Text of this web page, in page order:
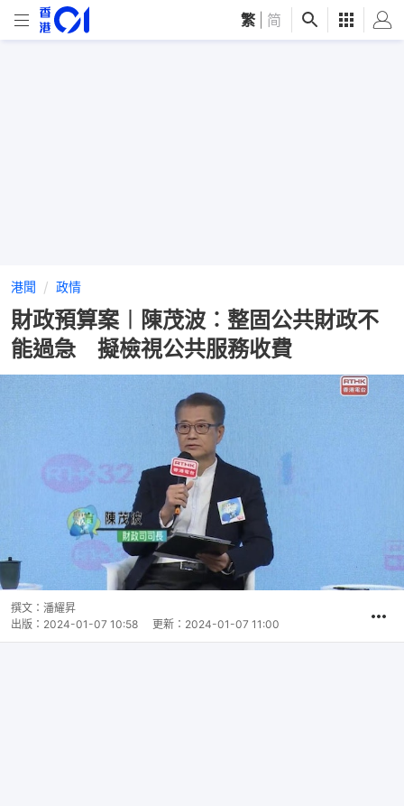
繁 简
港聞 政情
財政預算案︱陳茂波︰整固公共財政不
能過急 擬檢視公共服務收費
撰文： 潘耀昇
出版： 2024-01-07 10:58 更新： 2024-01-07 11:00